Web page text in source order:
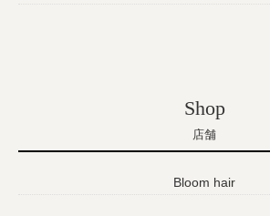
Shop
店舗
Bloom hair